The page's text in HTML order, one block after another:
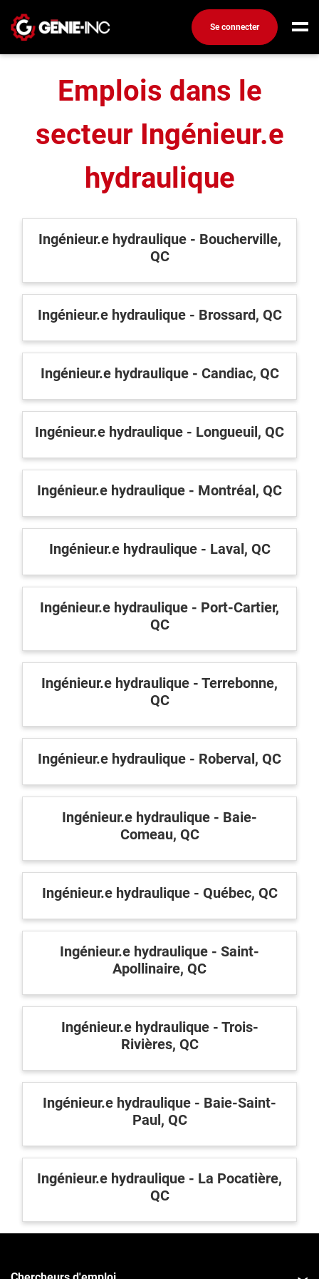
Se connecter
Créez un compte
Emplois
Compagnies
Ma boîte à outils
Conseils carrière
Info génie
Inscrivez-vous à l'infolettre
Employeurs
Accueil
Emplois dans le secteur de l'ingénierie
Ingénieur.e hydraulique
Emplois dans le
secteur Ingénieur.e
hydraulique
Ingénieur.e hydraulique - Boucherville,
QC
Ingénieur.e hydraulique - Brossard, QC
Ingénieur.e hydraulique - Candiac, QC
Ingénieur.e hydraulique - Longueuil, QC
Ingénieur.e hydraulique - Montréal, QC
Ingénieur.e hydraulique - Laval, QC
Ingénieur.e hydraulique - Port-Cartier,
QC
Ingénieur.e hydraulique - Terrebonne,
QC
Ingénieur.e hydraulique - Roberval, QC
Ingénieur.e hydraulique - Baie-
Comeau, QC
Ingénieur.e hydraulique - Québec, QC
Ingénieur.e hydraulique - Saint-
Apollinaire, QC
Ingénieur.e hydraulique - Trois-
Rivières, QC
Ingénieur.e hydraulique - Baie-Saint-
Paul, QC
Ingénieur.e hydraulique - La Pocatière,
QC